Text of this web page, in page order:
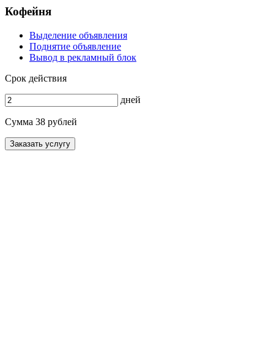
Кофейня
Выделение объявления
Поднятие объявление
Вывод в рекламный блок
Срок действия
дней
Сумма 38 рублей